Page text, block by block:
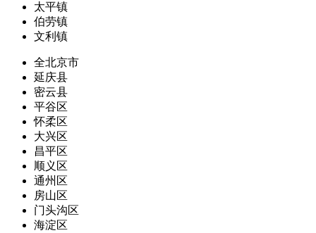
太平镇
伯劳镇
文利镇
全北京市
延庆县
密云县
平谷区
怀柔区
大兴区
昌平区
顺义区
通州区
房山区
门头沟区
海淀区